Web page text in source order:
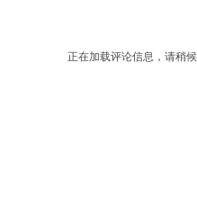
正在加载评论信息，请稍